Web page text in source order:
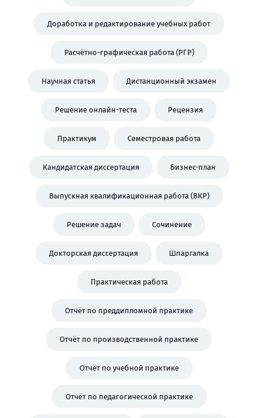
Доработка и редактирование учебных работ
Расчётно-графическая работа (РГР)
Научная статья Дистанционный экзамен
Решение онлайн-теста Рецензия
Практикум Семестровая работа
Кандидатская диссертация Бизнес-план
Выпускная квалификационная работа (ВКР)
Решение задач Сочинение
Докторская диссертация Шпаргалка
Практическая работа
Отчёт по преддипломной практике
Отчёт по производственной практике
Отчёт по учебной практике
Отчёт по педагогической практике